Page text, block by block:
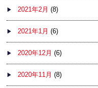
2021年2月 (8)
2021年1月 (6)
2020年12月 (6)
2020年11月 (8)